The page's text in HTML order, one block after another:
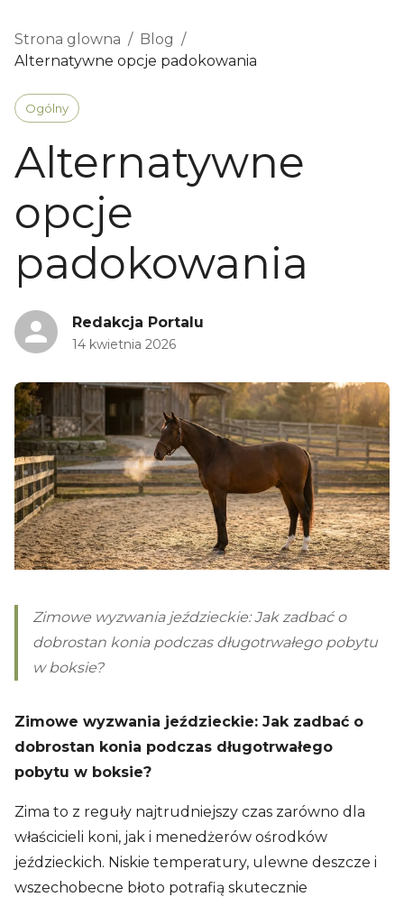
Strona glowna / Blog /
Alternatywne opcje padokowania
Ogólny
Alternatywne
opcje
padokowania
Redakcja Portalu
14 kwietnia 2026
Zimowe wyzwania jeździeckie: Jak zadbać o
dobrostan konia podczas długotrwałego pobytu
w boksie?
Zimowe wyzwania jeździeckie: Jak zadbać o
dobrostan konia podczas długotrwałego
pobytu w boksie?
Zima to z reguły najtrudniejszy czas zarówno dla
właścicieli koni, jak i menedżerów ośrodków
jeździeckich. Niskie temperatury, ulewne deszcze i
wszechobecne błoto potrafią skutecznie